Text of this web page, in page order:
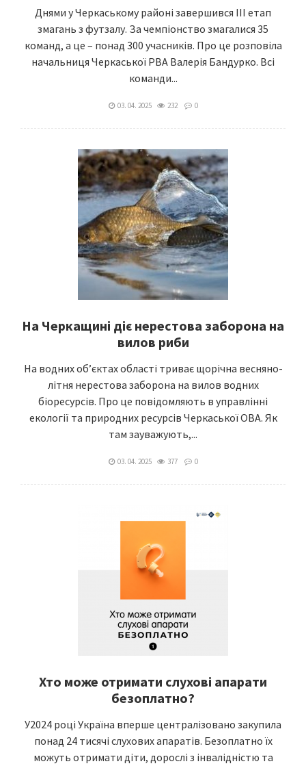
Днями у Черкаському районі завершився ІІІ етап
змагань з футзалу. За чемпіонство змагалися 35
команд, а це – понад 300 учасників. Про це розповіла
начальниця Черкаської РВА Валерія Бандурко. Всі
команди...
03. 04. 2025 232 0
На Черкащині діє нерестова заборона на
вилов риби
На водних об’єктах області триває щорічна весняно-
літня нерестова заборона на вилов водних
біоресурсів. Про це повідомляють в управлінні
екології та природних ресурсів Черкаської ОВА. Як
там зауважують,...
03. 04. 2025 377 0
Хто може отримати слухові апарати
безоплатно?
У2024 році Україна вперше централізовано закупила
понад 24 тисячі слухових апаратів. Безоплатно їх
можуть отримати діти, дорослі з інвалідністю та